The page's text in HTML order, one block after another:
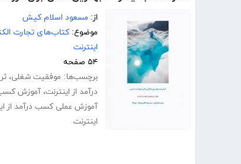
از: مسعود اسلام کیش
موضوع: کتاب‌های تجارت
اینترنت
۵۴ صفحه
برچسب‌ها: موفقیت شغلی،
درآمد از اینترنت، آموزش کسب
آموزش عملی کسب درآمد از
اینترنت